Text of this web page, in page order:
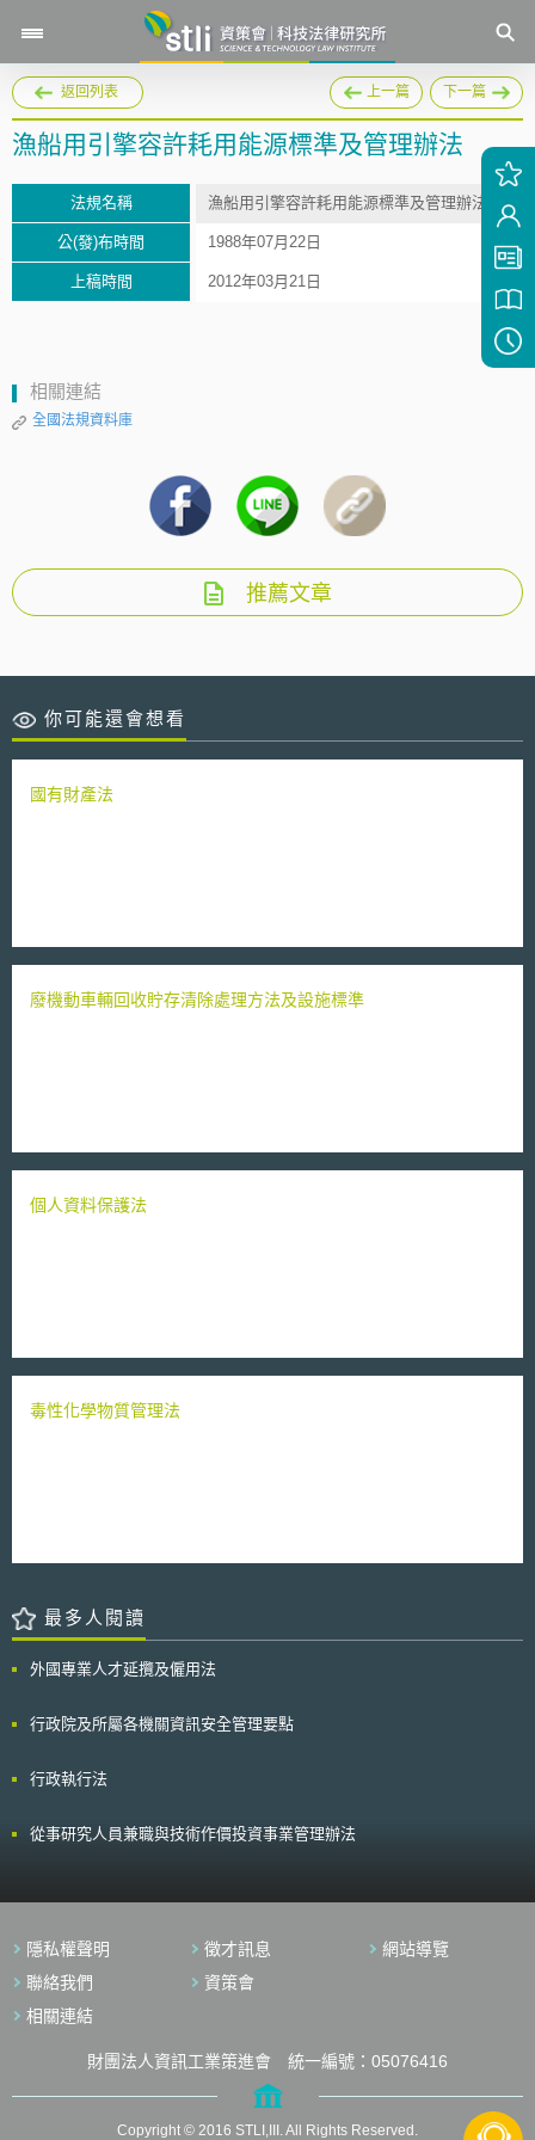
返回列表 上一篇 下一篇
漁船用引擎容許耗用能源標準及管理辦法
法規名稱 漁船用引擎容許耗用能源標準及管理辦法
公(發)布時間 1988年07月22日
上稿時間 2012年03月21日
相關連結
全國法規資料庫
推薦文章
你可能還會想看
國有財產法
廢機動車輛回收貯存清除處理方法及設施標準
個人資料保護法
毒性化學物質管理法
最多人閱讀
外國專業人才延攬及僱用法
行政院及所屬各機關資訊安全管理要點
行政執行法
從事研究人員兼職與技術作價投資事業管理辦法
隱私權聲明 徵才訊息
網站導覽
聯絡我們
資策會
相關連結
財團法人資訊工業策進會 統一編號：05076416
Copyright © 2016 STLI,III. All Rights Reserved.